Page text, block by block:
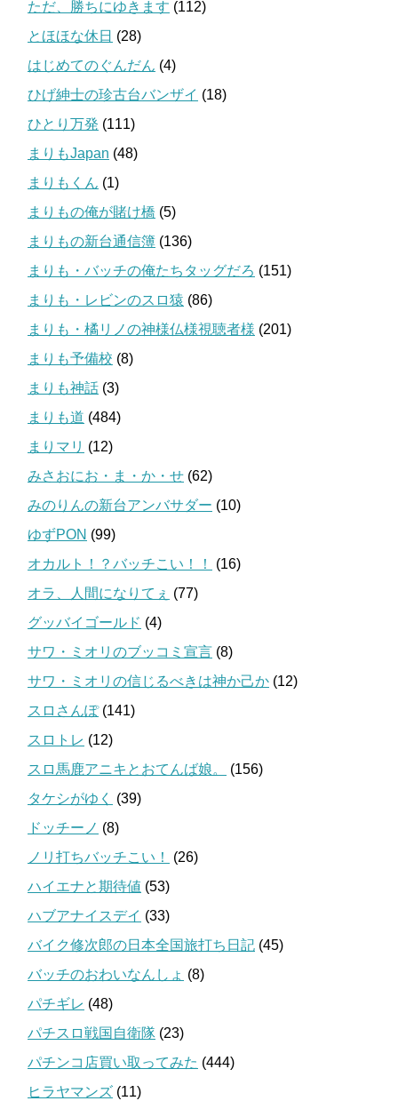
ただ、勝ちにゆきます (112)
とほほな休日 (28)
はじめてのぐんだん (4)
ひげ紳士の珍古台バンザイ (18)
ひとり万発 (111)
まりもJapan (48)
まりもくん (1)
まりもの俺が賭け橋 (5)
まりもの新台通信簿 (136)
まりも・バッチの俺たちタッグだろ (151)
まりも・レビンのスロ猿 (86)
まりも・橘リノの神様仏様視聴者様 (201)
まりも予備校 (8)
まりも神話 (3)
まりも道 (484)
まりマリ (12)
みさおにお・ま・か・せ (62)
みのりんの新台アンバサダー (10)
ゆずPON (99)
オカルト！？バッチこい！！
(16)
オラ、人間になりてぇ (77)
グッバイゴールド (4)
サワ・ミオリのブッコミ宣言 (8)
サワ・ミオリの信じるべきは神か己か (12)
スロさんぽ(141)
スロトレ (12)
スロ馬鹿アニキとおてんば娘。
(156)
タケシがゆく
(39)
ドッチーノ (8)
ノリ打ちバッチこい！
(26)
ハイエナと期待値 (53)
ハブアナイスデイ (33)
バイク修次郎の日本全国旅打ち日記 (45)
バッチのおわいなんしょ (8)
パチギレ (48)
パチスロ戦国自衛隊 (23)
パチンコ店買い取ってみた (444)
ヒラヤマンズ (11)